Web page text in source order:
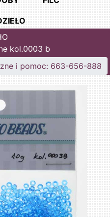
kol.0003 b
i pomoc: 663-656-888